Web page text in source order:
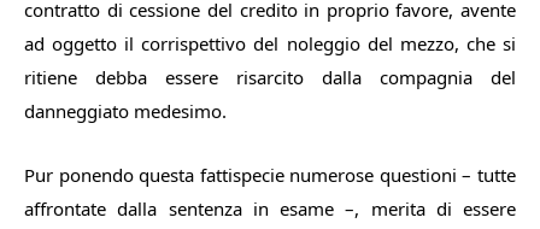
contratto di cessione del credito in proprio favore, avente
ad oggetto il corrispettivo del noleggio del mezzo, che si
ritiene debba essere risarcito dalla compagnia del
danneggiato medesimo.
Pur ponendo questa fattispecie numerose questioni – tutte
affrontate dalla sentenza in esame –, merita di essere